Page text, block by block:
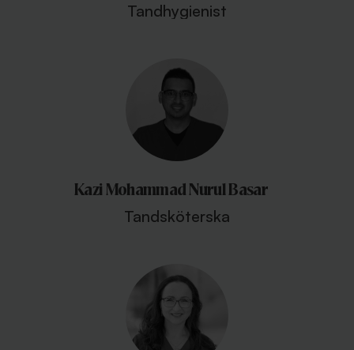
Tandhygienist
Kazi Mohammad Nurul Basar
Tandsköterska